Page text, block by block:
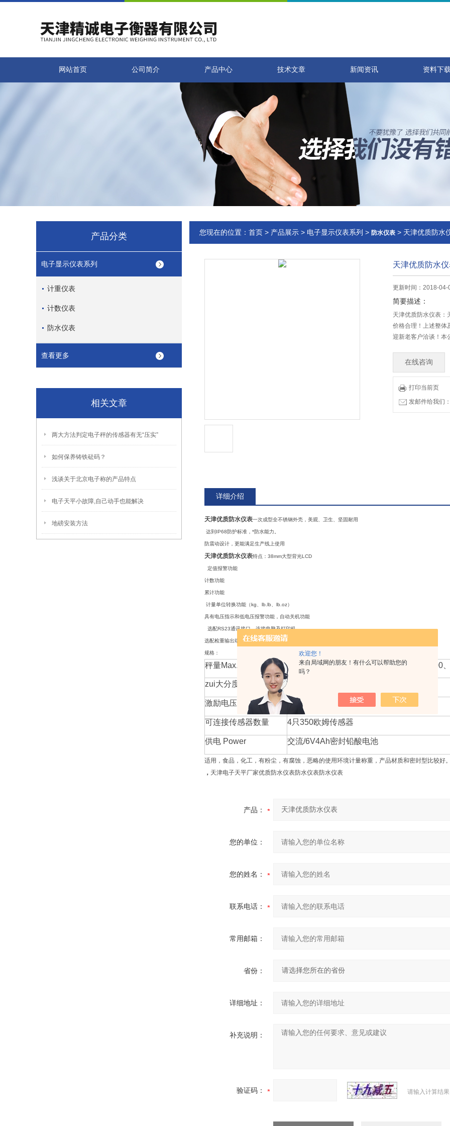
欢迎您！
来自局域网的朋友！有什么可以帮助您的
吗？
网站首页 公司简介 产品中心 技术文章 新闻资讯 资料下
产品分类
电子显示仪表系列
计重仪表
计数仪表
防水仪表
查看更多
相关文章
两大方法判定电子秤的传感器有无“压实”
如何保养铸铁砝码？
浅谈关于北京电子称的产品特点
电子天平小故障,自己动手也能解决
地磅安装方法
您现在的位置： 首页 > 产品展示 > 电子显示仪表系列 > 防水仪表 > 天津优质防水
天津优质防水
更新时间：2018-04-
简要描述：
天津优质防水仪表：
价格合理！上述整体
迎新老客户洽谈！本
在线咨询
打印当前页
发邮件给我们
详细介绍
天津优质防水仪表一次成型全不锈钢外壳，美观、卫生、坚固耐用
达到IP68防护标准，*防水能力。
防震动设计，更能满足生产线上使用
天津优质防水仪表特点：38mm大型背光LCD
定值报警功能
计数功能
累计功能
计量单位转换功能（kg、lb.lb、lb.oz）
具有电压指示和低电压报警功能，自动关机功能
选配RS23通讯接口，连接电脑及打印机
选配检重输出端口
规格：
秤量Max. 15、30、60、100、150、300、600、1500
zui大分度数 30000
激励电压 5V
可连接传感器数量 4只350欧姆传感器
供电 Power 交流/6V4Ah密封铅酸电池
适用，食品，化工，有粉尘，有腐蚀，恶略的使用环境计量称重，产品材质和密封型比较好
， 天津电子天平厂家优质防水仪表防水仪表防水仪表
产品：
您的单位：
您的姓名：
联系电话：
常用邮箱：
省份：
详细地址：
补充说明：
验证码： 请输入计算结